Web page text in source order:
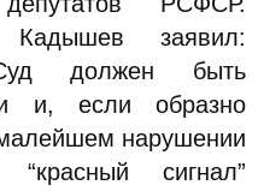
заявил:
Суд должен быть
и, если образно
нарушении
“красный сигнал”